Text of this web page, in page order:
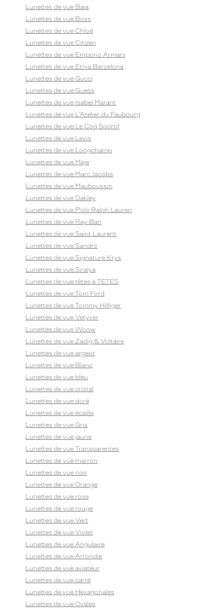
Lunettes de vue Baia
Lunettes de vue Boss
Lunettes de vue Chloé
Lunettes de vue Citizen
Lunettes de vue Emporio Armani
Lunettes de vue Etnia Barcelona
Lunettes de vue Gucci
Lunettes de vue Guess
Lunettes de vue Isabel Marant
Lunettes de vue L'Atelier du Faubourg
Lunettes de vue Le Coq Sportif
Lunettes de vue Levis
Lunettes de vue Longchamp
Lunettes de vue Maje
Lunettes de vue Marc Jacobs
Lunettes de vue Mauboussin
Lunettes de vue Oakley
Lunettes de vue Polo Ralph Lauren
Lunettes de vue Ray-Ban
Lunettes de vue Saint Laurent
Lunettes de vue Sandro
Lunettes de vue Signature Krys
Lunettes de vue Siralya
Lunettes de vue têtes à TETES
Lunettes de vue Tom Ford
Lunettes de vue Tommy Hilfiger
Lunettes de vue Vetyver
Lunettes de vue Woow
Lunettes de vue Zadig & Voltaire
Lunettes de vue argent
Lunettes de vue Blanc
Lunettes de vue bleu
Lunettes de vue cristal
Lunettes de vue doré
Lunettes de vue écaille
Lunettes de vue Gris
Lunettes de vue jaune
Lunettes de vue Transparentes
Lunettes de vue marron
Lunettes de vue noir
Lunettes de vue Orange
Lunettes de vue rose
Lunettes de vue rouge
Lunettes de vue Vert
Lunettes de vue Violet
Lunettes de vue Angulaire
Lunettes de vue Arrondie
Lunettes de vue aviateur
Lunettes de vue carré
Lunettes de vue Hexagonales
Lunettes de vue Ovales